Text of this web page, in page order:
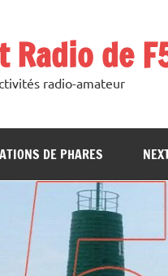
de
radio-amateur
DE PHARES